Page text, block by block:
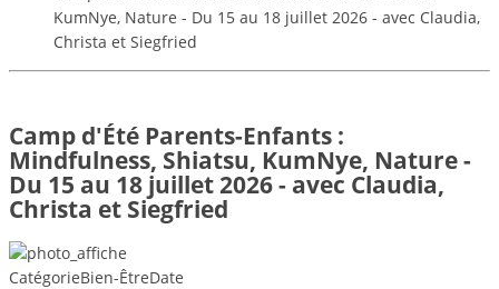
KumNye, Nature - Du 15 au 18 juillet 2026 - avec Claudia,
Christa et Siegfried
Camp d'Été Parents-Enfants :
Mindfulness, Shiatsu, KumNye, Nature -
Du 15 au 18 juillet 2026 - avec Claudia,
Christa et Siegfried
CatégorieBien-ÊtreDate